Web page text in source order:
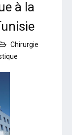
à la
Chirurgie